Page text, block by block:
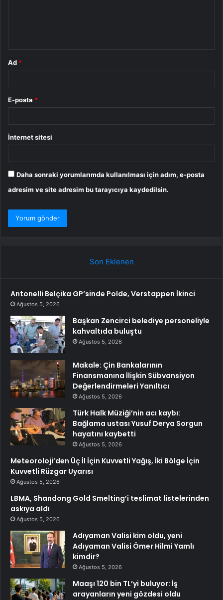
Ad *
E-posta *
İnternet sitesi
Daha sonraki yorumlarımda kullanılması için adım, e-posta
adresim ve site adresim bu tarayıcıya kaydedilsin.
Son Eklenen
Antonelli Belçika GP’sinde Polde, Verstappen İkinci
Ağustos 5, 2026
Başkan Zencirci belediye personeliyle
kahvaltıda buluştu
Ağustos 5, 2026
Makale: Çin Bankalarının
Finansmanına İlişkin Sübvansiyon
Değerlendirmeleri Yanıltıcı
Ağustos 5, 2026
Türk Halk Müziği’nin acı kaybı:
Bağlama ustası Yusuf Derya Sorgun
hayatını kaybetti
Ağustos 5, 2026
Meteoroloji’den Üç İl İçin Kuvvetli Yağış, İki Bölge İçin
Kuvvetli Rüzgar Uyarısı
Ağustos 5, 2026
LBMA, Shandong Gold Smelting’i teslimat listelerinden
askıya aldı
Ağustos 5, 2026
Adıyaman Valisi kim oldu, yeni
Adıyaman Valisi Ömer Hilmi Yamlı
kimdir?
Ağustos 5, 2026
Maaşı 120 bin TL’yi buluyor: İş
arayanların yeni gözdesi oldu